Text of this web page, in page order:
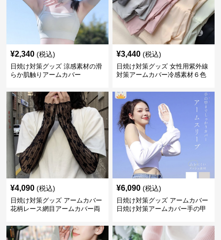
¥2,340 (税込)
日焼け対策グッズ 涼感素材の滑
らか肌触りアームカバー
¥3,440 (税込)
日焼け対策グッズ 女性用紫外線
対策アームカバー冷感素材６色
¥4,090 (税込)
日焼け対策グッズ アームカバー
花柄レース網目アームカバー両
¥6,090 (税込)
日焼け対策グッズ アームカバー
日焼け対策アームカバー手の甲